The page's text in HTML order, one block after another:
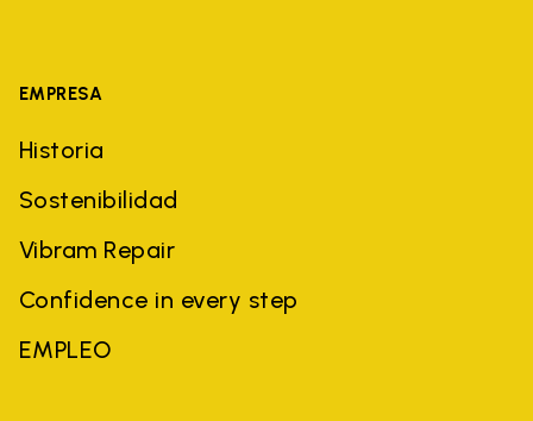
EMPRESA
Historia
Sostenibilidad
Vibram Repair
Confidence in every step
EMPLEO